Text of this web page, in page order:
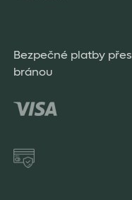
Bezpečné platby
bránou